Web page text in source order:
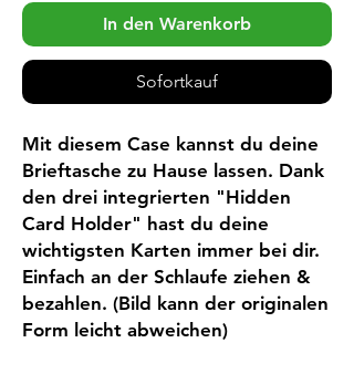
In den Warenkorb
Sofortkauf
Mit diesem Case kannst du deine
Brieftasche zu Hause lassen. Dank
den drei integrierten "Hidden
Card Holder" hast du deine
wichtigsten Karten immer bei dir.
Einfach an der Schlaufe ziehen &
bezahlen. (Bild kann der originalen
Form leicht abweichen)